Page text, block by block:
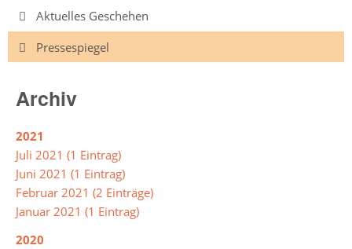
Jahrgang
10
Elternvertretung
Schülervertretung
Schulsprecher/in
Navigation
überspringen
Aktuelles Geschehen
Pressespiegel
Archiv
2021
Juli 2021 (1 Eintrag)
Juni 2021 (1 Eintrag)
Februar 2021 (2 Einträge)
Januar 2021 (1 Eintrag)
2020